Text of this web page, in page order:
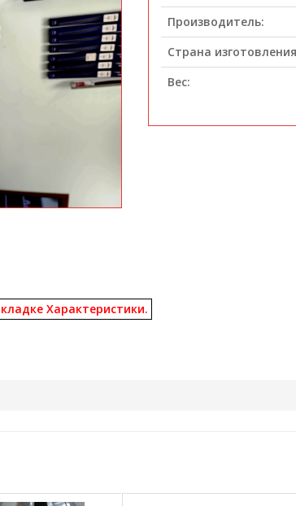
Производитель:
Страна
Вес:
Характеристики.